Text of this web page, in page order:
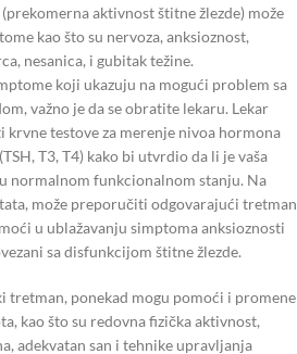
aktivnost štitne žlezde) može
kao što su nervoza, anksioznost,
nesanica, i gubitak težine.
koji ukazuju na mogući problem sa
važno je da se obratite lekaru. Lekar
krvne testove za merenje nivoa hormona
T3, T4) kako bi utvrdio da li je vaša
normalnom funkcionalnom stanju. Na
može preporučiti odgovarajući tretman
u ublažavanju simptoma anksioznosti
sa disfunkcijom štitne žlezde.
tretman, ponekad mogu pomoći i promene
kao što su redovna fizička aktivnost,
adekvatan san i tehnike upravljanja